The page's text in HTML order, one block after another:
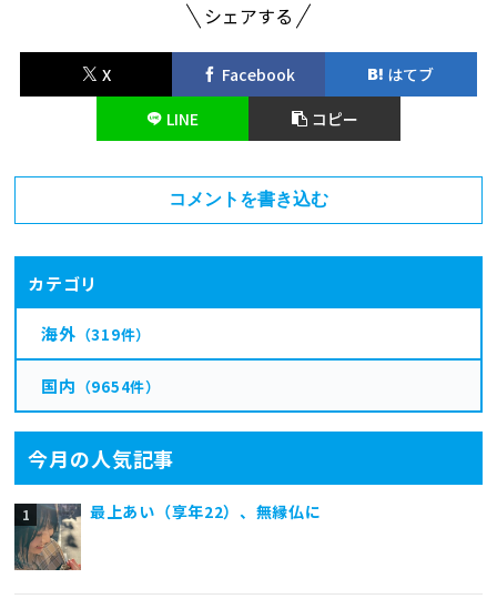
シェアする
X Facebook
はてブ
LINE
コピー
コメントを書き込む
カテゴリ
海外 （319件）
国内 （9654件）
今月の人気記事
最上あい（享年22）、無縁仏に